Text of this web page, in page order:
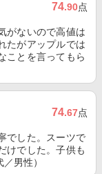
74.90点
がないので高値は
たがアップルでは
ことを言ってもら
74.67点
でした。スーツで
けでした。子供も
男性）